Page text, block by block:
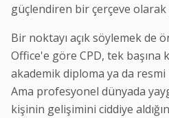
güçlendiren bir çerçeve
Bir noktayı açık söylemek de
Office'e göre CPD, tek başına
akademik diploma ya da resmi
Ama profesyonel dünyada
kişinin gelişimini ciddiye